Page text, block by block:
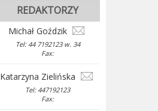
REDAKTORZY
Michał Goździk
Tel: 44 7192123 w. 34
Fax:
Katarzyna Zielińska
Tel: 447192123
Fax: